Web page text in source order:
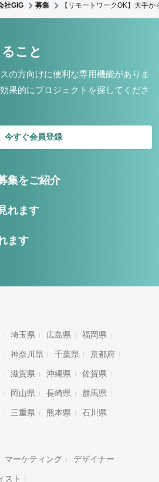
社GIG 募集 【リモートワークOK】大手
こと
の方向けに便利な専用機能がありま
果的にプロジェクトを探してくださ
今すぐ会員登録
集をご紹介
れます
ます
埼玉県 広島県 福岡県
神奈川県 千葉県 京都府
滋賀県 沖縄県 佐賀県
岡山県 長崎県 群馬県
三重県 熊本県 石川県
マーケティング デザイナー
スト